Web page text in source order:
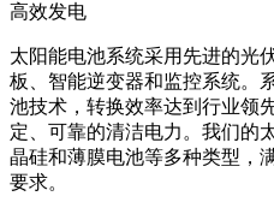
高效发电
太阳能电池系统采用先进的光
板、智能逆变器和监控系统。
池技术，转换效率达到行业领
定、可靠的清洁电力。我们的
晶硅和薄膜电池等多种类型，
要求。